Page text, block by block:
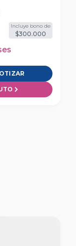
Incluye bono de
$300.000